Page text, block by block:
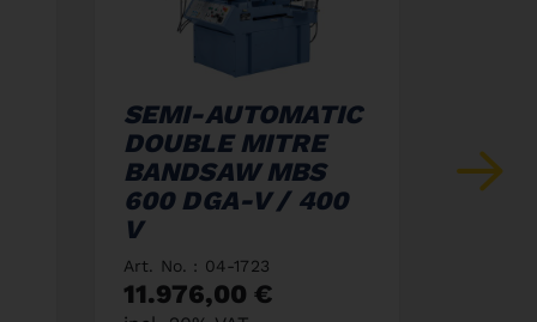
SEMI-AUTOMATIC
DOUBLE MITRE
BANDSAW MBS
600 DGA-V / 400
V
Art. No. : 04-1723
11.976,00 €
400